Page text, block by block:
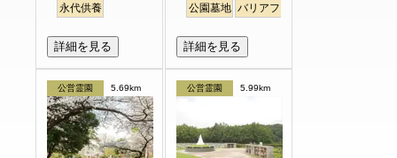
永代供養
詳細を見る
公園墓地 バリアフリー
詳細を見る
公営霊園 5.69km 公営霊園 5.99km